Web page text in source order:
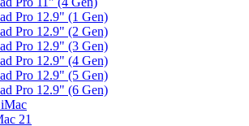
Pro 12.9" (1 Gen)
Pro 12.9" (2 Gen)
Pro 12.9" (3 Gen)
Pro 12.9" (4 Gen)
Pro 12.9" (5 Gen)
Pro 12.9" (6 Gen)
21